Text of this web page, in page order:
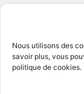
Nous utilisons des
savoir plus, vous
politique de cookies.